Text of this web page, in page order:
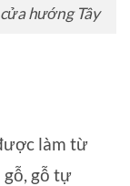
hướng Tây
làm từ
gỗ tự